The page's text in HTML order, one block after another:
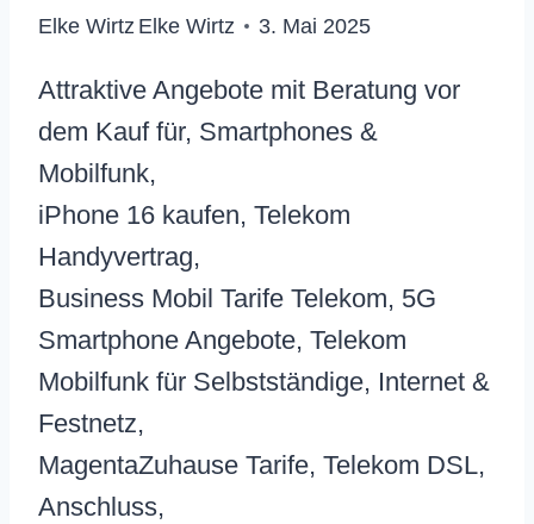
Elke Wirtz Elke Wirtz 3. Mai 2025
Attraktive Angebote mit Beratung vor
dem Kauf für, Smartphones &
Mobilfunk,
iPhone 16 kaufen, Telekom
Handyvertrag,
Business Mobil Tarife Telekom, 5G
Smartphone Angebote, Telekom
Mobilfunk für Selbstständige, Internet &
Festnetz,
MagentaZuhause Tarife, Telekom DSL,
Anschluss,